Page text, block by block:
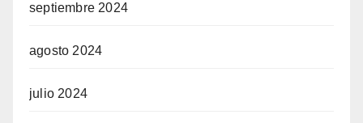
septiembre 2024
agosto 2024
julio 2024